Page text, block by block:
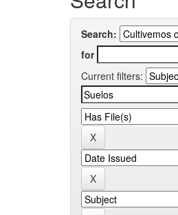
Search:
for
Current filters: